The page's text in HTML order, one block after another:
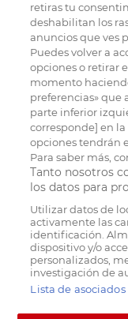
retiras tu
deshabilitan los
anuncios que ves
Puedes volver a
opciones o retirar
momento
preferencias» que
parte inferior
corresponde] en
opciones tendrán
Para saber más,
Tanto nosotros
los datos para
Utilizar datos de
activamente las
identificación.
dispositivo y/o
personalizados,
investigación de
Lista de